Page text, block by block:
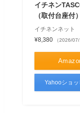
イチネン
（取付台座付
イチネンネット
¥8,380
（2026/
Yahooショ